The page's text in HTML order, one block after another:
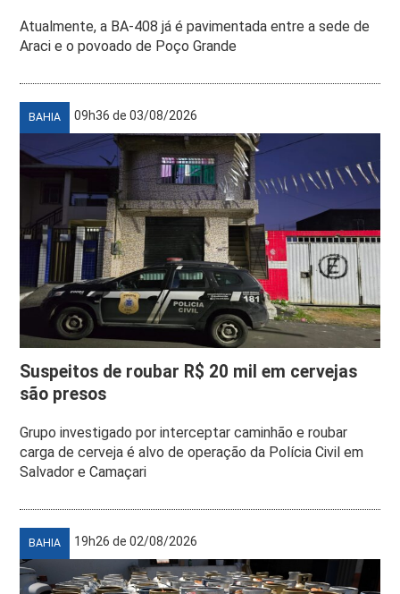
Atualmente, a BA-408 já é pavimentada entre a sede de
Araci e o povoado de Poço Grande
BAHIA 09h36 de 03/08/2026
Suspeitos de roubar R$ 20 mil em cervejas
são presos
Grupo investigado por interceptar caminhão e roubar
carga de cerveja é alvo de operação da Polícia Civil em
Salvador e Camaçari
BAHIA 19h26 de 02/08/2026